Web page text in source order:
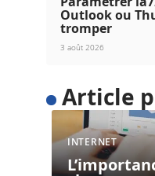
Outlook ou
tromper
3 août 2026
Article
INTERNET